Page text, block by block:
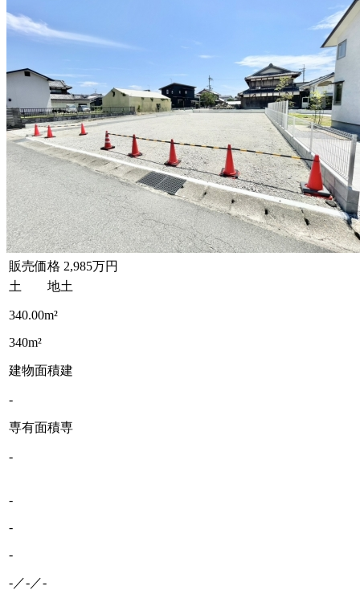
販売価格 2,985万円
土 地土
340.00m²
340m²
建物面積建
-
専有面積専
-
-
-
-
-／-／-